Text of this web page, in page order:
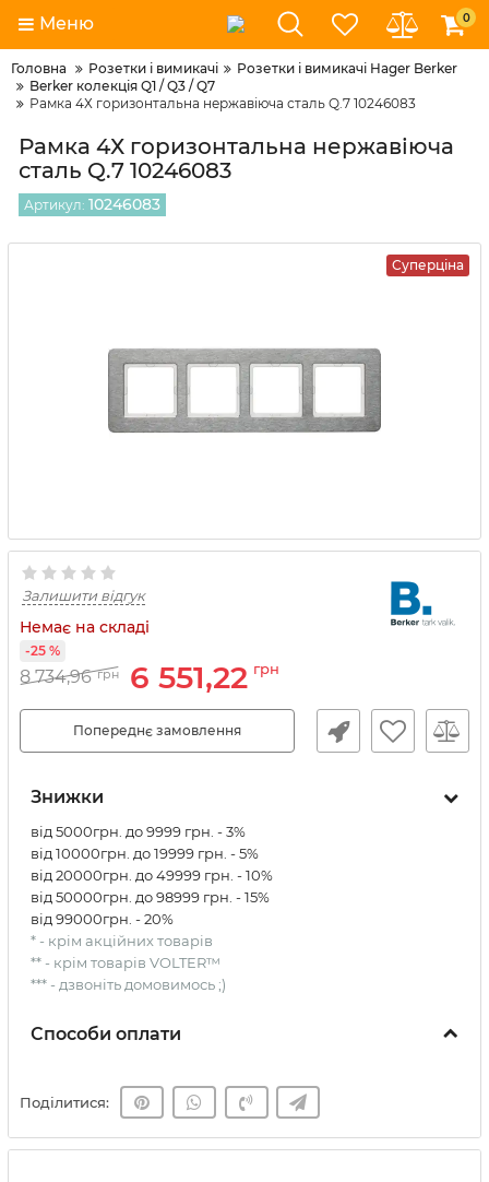
Меню 0
Головна Розетки і вимикачі
Розетки і вимикачі Hager Berker
Berker колекція Q1 / Q3 / Q7
Рамка 4Х горизонтальна нержавіюча сталь Q.7 10246083
Рамка 4Х горизонтальна нержавіюча
сталь Q.7 10246083
Артикул: 10246083
Суперціна
Залишити відгук
Немає на складі
8 734,96 грн 6 551,22 грн
-25 %
Попереднє замовлення
Знижки
від 5000грн. до 9999 грн. - 3%
від 10000грн. до 19999 грн. - 5%
від 20000грн. до 49999 грн. - 10%
від 50000грн. до 98999 грн. - 15%
від 99000грн. - 20%
* - крім акційних товарів
** - крім товарів VOLTER™
*** - дзвоніть домовимось ;)
Способи оплати
Поділитися: